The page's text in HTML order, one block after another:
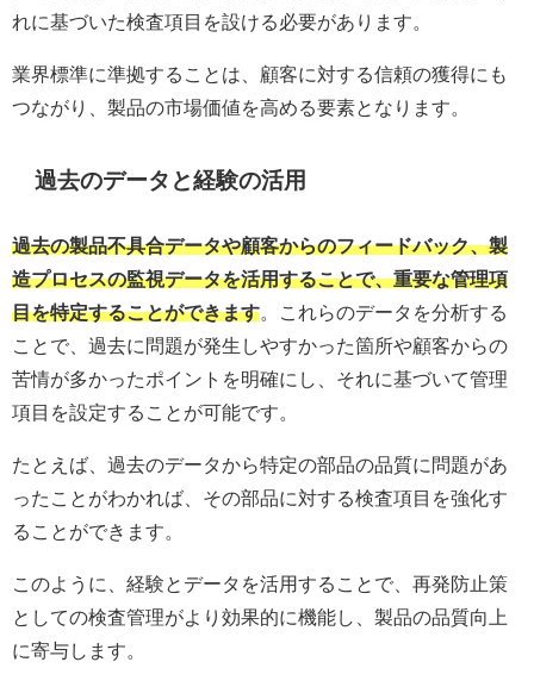
れに基づいた検査項目を設ける必要があります。
業界標準に準拠することは、顧客に対する信頼の獲得にも
つながり、製品の市場価値を高める要素となります。
過去のデータと経験の活用
過去の製品不具合データや顧客からのフィードバック、製
造プロセスの監視データを活用することで、重要な管理項
目を特定することができます 。これらのデータを分析する
ことで、過去に問題が発生しやすかった箇所や顧客からの
苦情が多かったポイントを明確にし、それに基づいて管理
項目を設定することが可能です。
たとえば、過去のデータから特定の部品の品質に問題があ
ったことがわかれば、その部品に対する検査項目を強化す
ることができます。
このように、経験とデータを活用することで、再発防止策
としての検査管理がより効果的に機能し、製品の品質向上
に寄与します。